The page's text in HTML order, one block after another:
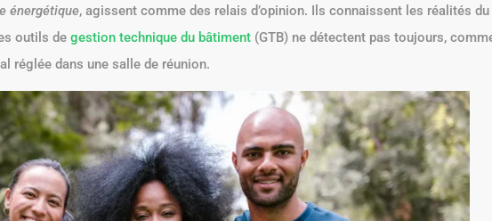
énergétique, agissent comme des relais d’opinion. Ils connaissent les réalités du
outils de gestion technique du bâtiment (GTB) ne détectent pas toujours,
réglée dans une salle de réunion.